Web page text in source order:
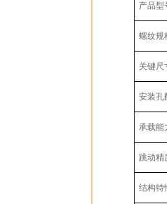
产品型
螺纹规
关键尺
安装孔
承载能
跳动精
结构特